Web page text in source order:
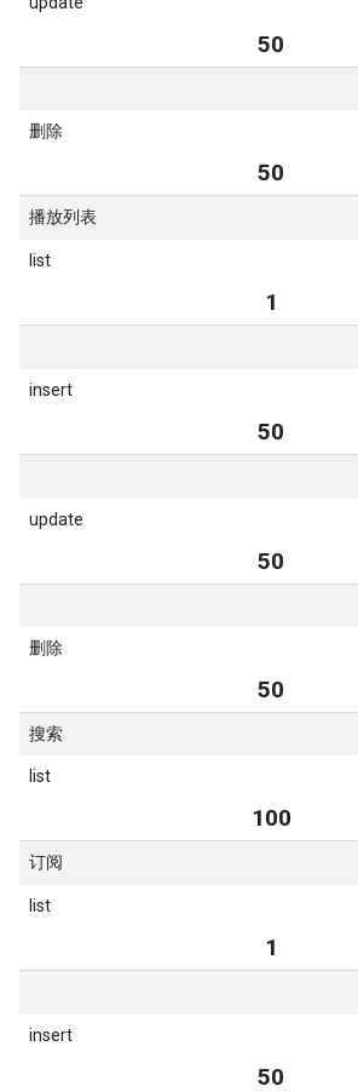
50
删除
50
播放列表
list
1
insert
50
update
50
删除
50
搜索
list
100
订阅
list
1
insert
50